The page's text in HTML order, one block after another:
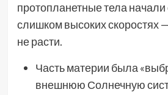
протопланетные тела начали
слишком высоких скоростях
не расти.
Часть материи была
внешнюю Солнечную